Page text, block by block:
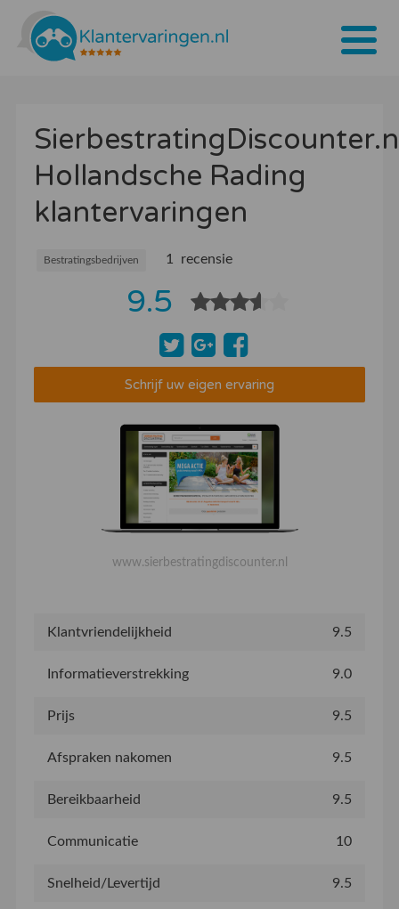
Tarieven
Bedrijven
Over ons
Blogs
Hollandsche Rading
klantervaringen
Bestratingsbedrijven 1 recensie
9.5
Schrijf uw eigen ervaring
www.sierbestratingdiscounter.nl
Klantvriendelijkheid 9.5
Informatieverstrekking 9.0
Prijs 9.5
Afspraken nakomen 9.5
Bereikbaarheid 9.5
Communicatie 10
Snelheid/Levertijd 9.5